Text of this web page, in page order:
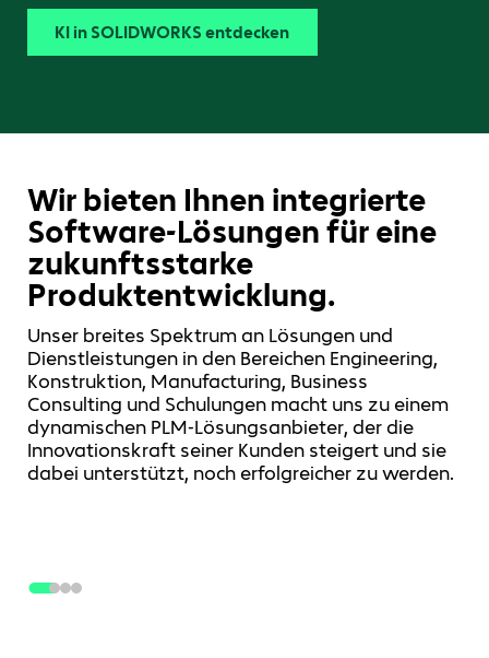
KI in SOLIDWORKS entdecken
Wir bieten Ihnen integrierte
Software-Lösungen für eine
zukunftsstarke
Produktentwicklung.
Unser breites Spektrum an Lösungen und
Dienstleistungen in den Bereichen Engineering,
Konstruktion, Manufacturing, Business
Consulting und Schulungen macht uns zu einem
dynamischen PLM-Lösungsanbieter, der die
Innovationskraft seiner Kunden steigert und sie
dabei unterstützt, noch erfolgreicher zu werden.